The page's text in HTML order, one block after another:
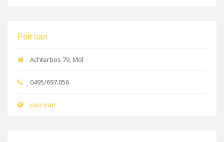
Peir oan
Achterbos 79, Mol
0495/697.056
peir oan